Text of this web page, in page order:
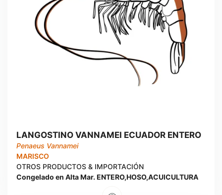
LANGOSTINO VANNAMEI ECUADOR ENTERO
Penaeus Vannamei
MARISCO
OTROS PRODUCTOS & IMPORTACIÓN
Congelado en Alta Mar. ENTERO,HOSO,ACUICULTURA